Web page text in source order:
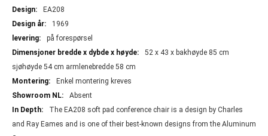
EA208
1969
på forespørsel
52 x 43 x bakhøyde 85 cm
sjøhøyde 54 cm armlenebredde 58 cm
Enkel montering kreves
Absent
The EA208 soft pad conference chair is a design by Charles
and Ray Eames and is one of their best-known designs from the Aluminum